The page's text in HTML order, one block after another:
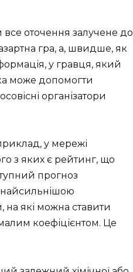
все оточення залучене до
гра, а, швидше, як
у гравця, який
може допомогти
організатори
у мережі
з яких є рейтинг, що
прогноз
найсильнішою
на які можна ставити
коефіцієнтом. Це